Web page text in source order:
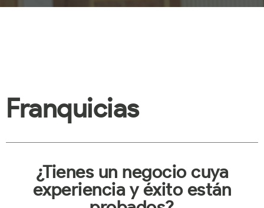
Franquicias
¿Tienes un negocio cuya
experiencia y éxito están